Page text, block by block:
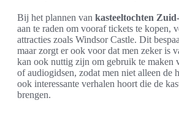
Bij het plannen van kasteeltochten
aan te raden om vooraf tickets te kopen,
attracties zoals Windsor Castle. Dit
maar zorgt er ook voor dat men zeker is
kan ook nuttig zijn om gebruik te maken
of audiogidsen, zodat men niet alleen de
ook interessante verhalen hoort die de
brengen.